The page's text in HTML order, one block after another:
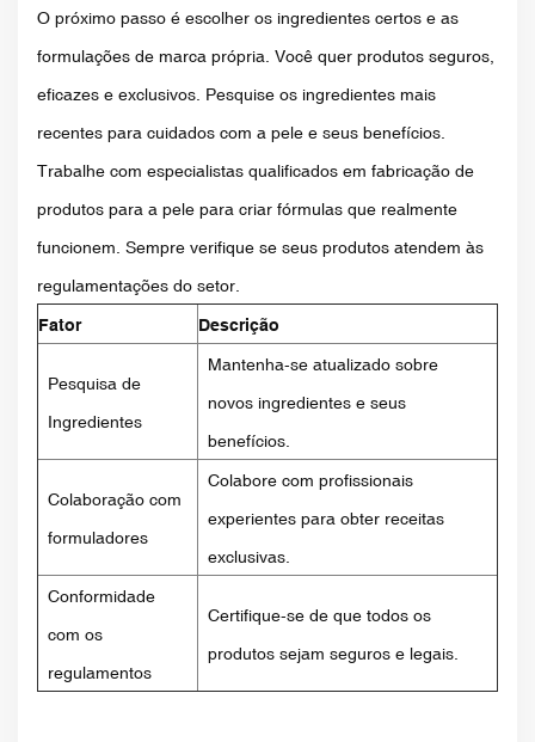
O próximo passo é escolher os ingredientes certos e as
formulações de marca própria. Você quer produtos seguros,
eficazes e exclusivos. Pesquise os ingredientes mais
recentes para cuidados com a pele e seus benefícios.
Trabalhe com especialistas qualificados em fabricação de
produtos para a pele para criar fórmulas que realmente
funcionem. Sempre verifique se seus produtos atendem às
regulamentações do setor.
Fator Descrição
Pesquisa de
Ingredientes
Mantenha-se atualizado sobre
novos ingredientes e seus
benefícios.
Colaboração com
formuladores
Colabore com profissionais
experientes para obter receitas
exclusivas.
Conformidade
com os
regulamentos
Certifique-se de que todos os
produtos sejam seguros e legais.